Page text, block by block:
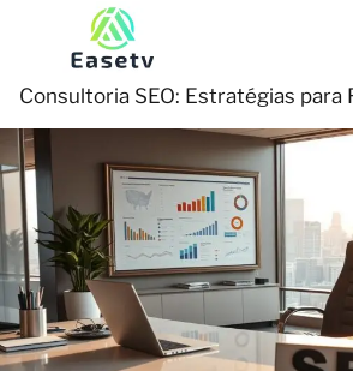
Consultoria SEO: Estratégias para